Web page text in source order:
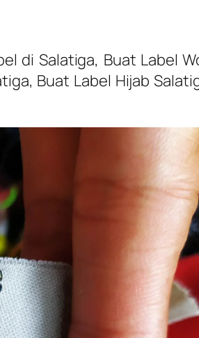
di Salatiga, Buat Label
Buat Label Hijab